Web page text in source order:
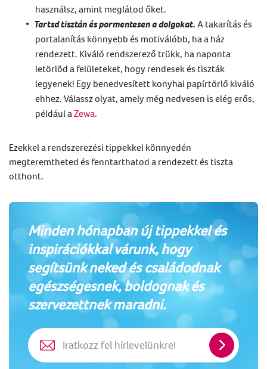
Minden hónapban új tippekkel és
inspirációkkal várunk, hogy
segítsünk neked és családodnak
egészségesnek, boldognak és
szervezettnek maradni.
Iratkozz
fel
használsz, amint meglátod őket.
Tartsd tisztán és pormentesen a dolgokat. A takarítás és
portalanítás könnyebb és motiválóbb, ha a ház
rendezett. Kiváló rendszerező trükk, ha naponta
letörlöd a felületeket, hogy rendesek és tiszták
legyenek! Egy benedvesített konyhai papírtörlő kiváló
ehhez. Válassz olyat, amely még nedvesen is elég erős,
például a Zewa.
Ezekkel a rendszerezési tippekkel könnyedén
megteremtheted és fenntarthatod a rendezett és tiszta
otthont.